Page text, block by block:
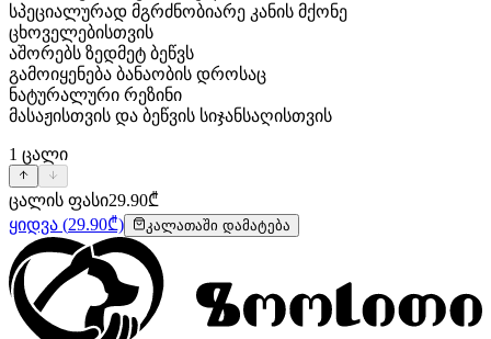
სპეციალურად მგრძნობიარე კანის მქონე
ცხოველებისთვის
აშორებს ზედმეტ ბეწვს
გამოიყენება ბანაობის დროსაც
ნატურალური რეზინი
მასაჟისთვის და ბეწვის სიჯანსაღისთვის
1 ცალი
ცალის ფასი29.90₾
ყიდვა (29.90₾) კალათაში დამატება